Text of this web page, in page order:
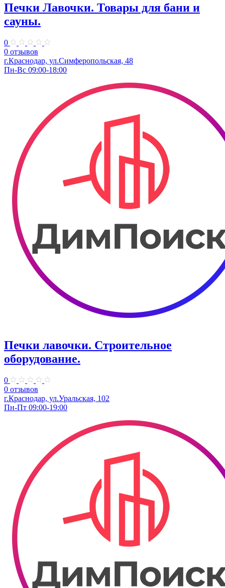
Печки Лавочки. Товары для бани и
сауны.
0
0 отзывов
г.Краснодар, ​ул.Симферопольская, 48
Пн-Вс 09:00-18:00
Печки лавочки. Строительное
оборудование.
0
0 отзывов
г.Краснодар, ул.Уральская, 102
Пн-Пт 09:00-19:00